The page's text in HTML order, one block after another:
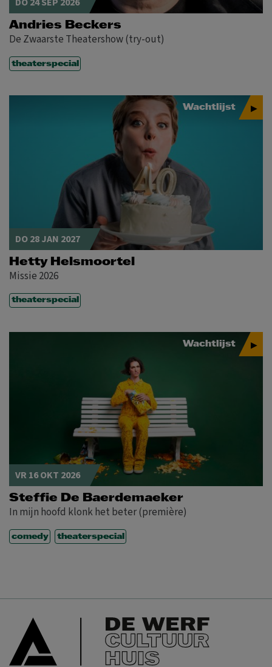
DO 24 SEP 2026
Andries Beckers
De Zwaarste Theatershow (try-out)
theaterspecial
Wachtlijst
DO 28 JAN 2027
Hetty Helsmoortel
Missie 2026
theaterspecial
Wachtlijst
VR 16 OKT 2026
Steffie De Baerdemaeker
In mijn hoofd klonk het beter (première)
comedy theaterspecial